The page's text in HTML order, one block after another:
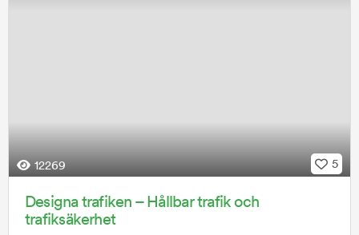
12269 5
Designa trafiken – Hållbar trafik och
trafiksäkerhet